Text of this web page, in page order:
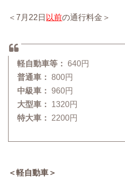
＜7月22日以前の通行料金＞
軽自動車等：640円
普通車：800円
中級車：960円
大型車： 1320円
特大車： 2200円
＜軽自動車＞